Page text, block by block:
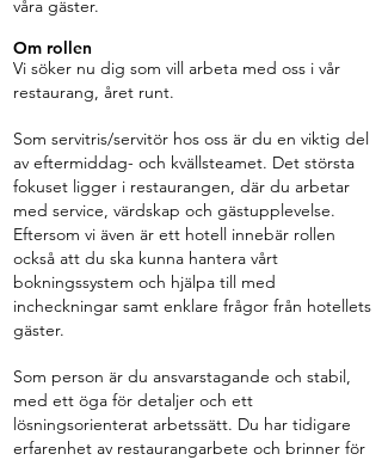
våra gäster.
Om rollen
Vi söker nu dig som vill arbeta med oss i vår
restaurang, året runt.
Som servitris/servitör hos oss är du en viktig del
av eftermiddag- och kvällsteamet. Det största
fokuset ligger i restaurangen, där du arbetar
med service, värdskap och gästupplevelse.
Eftersom vi även är ett hotell innebär rollen
också att du ska kunna hantera vårt
bokningssystem och hjälpa till med
incheckningar samt enklare frågor från hotellets
gäster.
Som person är du ansvarstagande och stabil,
med ett öga för detaljer och ett
lösningsorienterat arbetssätt. Du har tidigare
erfarenhet av restaurangarbete och brinner för